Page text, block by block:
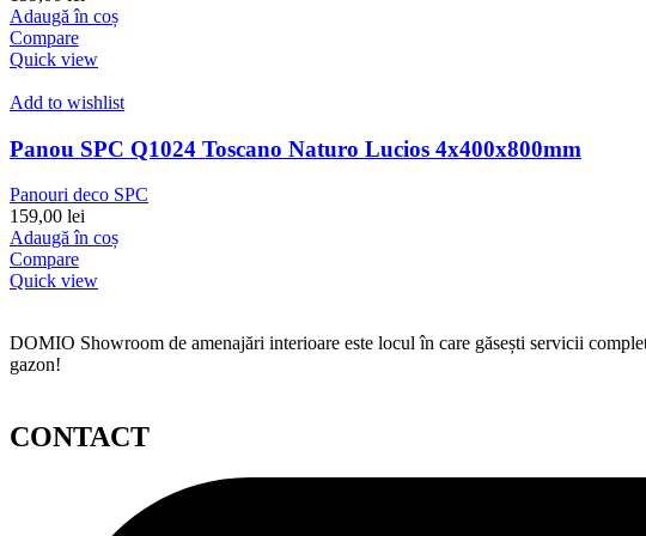
Adaugă în coș
Compare
Quick view
Add to wishlist
Panou SPC Q1024 Toscano Naturo Lucios 4x400x800mm
Panouri deco SPC
159,00 lei
Adaugă în coș
Compare
Quick view
DOMIO Showroom de amenajări interioare este locul în care găsești servicii
gazon!
CONTACT